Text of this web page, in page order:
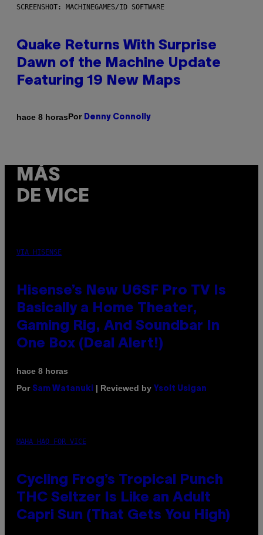
SCREENSHOT: MACHINEGAMES/ID SOFTWARE
Quake Returns With Surprise
Dawn of the Machine Update
Featuring 19 New Maps
hace 8 horasPor Denny Connolly
MÁS
DE VICE
VIA HISENSE
Hisense’s New U6SF Pro TV Is
Basically a Home Theater,
Gaming Rig, And Soundbar In
One Box (Deal Alert!)
hace 8 horas
Por Sam Watanuki | Reviewed by Ysolt Usigan
MAHA HAQ FOR VICE
Cycling Frog’s Tropical Punch
THC Seltzer Is Like an Adult
Capri Sun (That Gets You High)